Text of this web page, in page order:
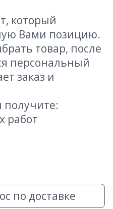
который
Вами позицию.
товар, после
персональный
заказ и
получите:
работ
по доставке